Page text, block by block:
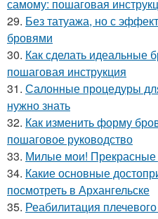
самому: пошаговая
29. Без татуажа, но с
бровями
30. Как сделать идеальные
пошаговая инструкция
31. Салонные процедуры
нужно знать
32. Как изменить форму
пошаговое руководство
33. Милые мои! Прекрасные
34. Какие основные
посмотреть в Архангельске
35. Реабилитация